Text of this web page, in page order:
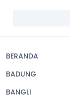
navigation
BERANDA
BADUNG
BANGLI